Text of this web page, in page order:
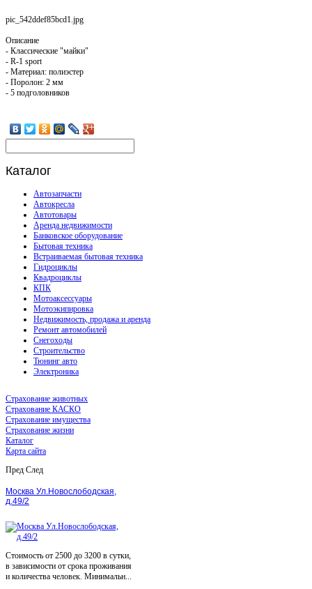
pic_542ddef85bcd1.jpg
Описание
- Классические "майки"
- R-1 sport
- Материал: полиэстер
- Поролон: 2 мм
- 5 подголовников
Каталог
Автозапчасти
Автокресла
Автотовары
Аренда недвижимости
Банковское оборудование
Бытовая техника
Встраиваемая бытовая техника
Гидроциклы
Квадроциклы
КПК
Мотоаксессуары
Мотоэкипировка
Недвижимость, продажа и аренда
Ремонт автомобилей
Снегоходы
Строительство
Тюнинг авто
Электроника
Страхование животных
Страхование КАСКО
Страхование имущества
Страхование жизни
Каталог
Карта сайта
Пред След
Москва Ул.Новослободская,
д.49/2
Стоимость от 2500 до 3200 в сутки,
в зависимости от срока проживания
и количества человек. Минимальн...